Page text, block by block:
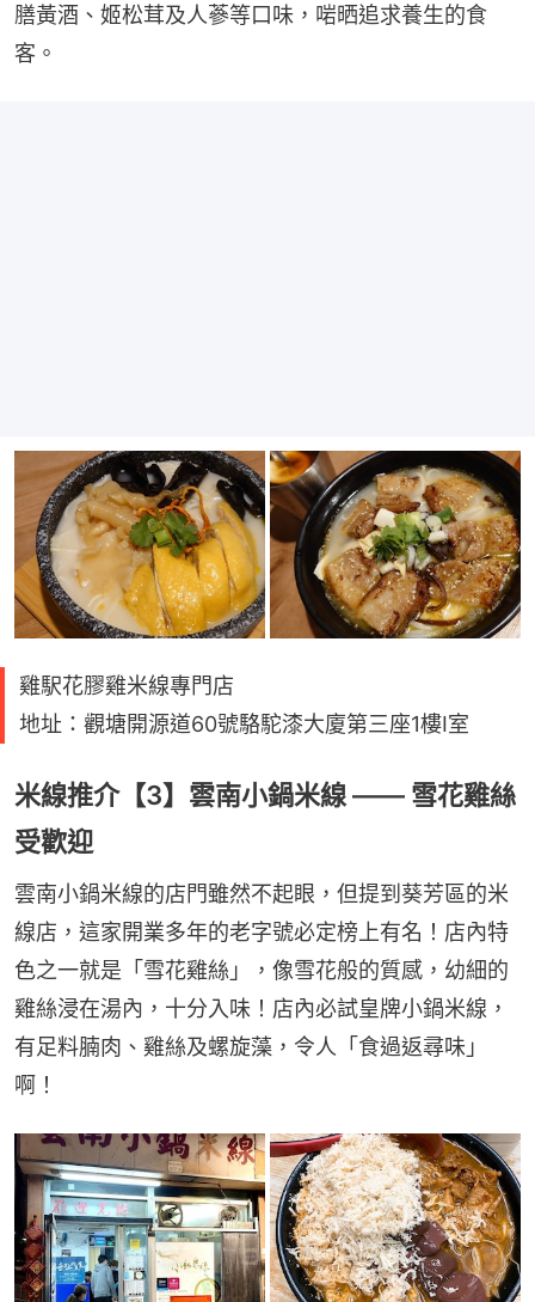
膳黃酒、姬松茸及人蔘等口味，啱晒追求養生的食
客。
雞駅花膠雞米線專門店
地址：觀塘開源道60號駱駝漆大廈第三座1樓I室
米線推介【3】雲南小鍋米線 —— 雪花雞絲
受歡迎
雲南小鍋米線的店門雖然不起眼，但提到葵芳區的米
線店，這家開業多年的老字號必定榜上有名！店內特
色之一就是「雪花雞絲」，像雪花般的質感，幼細的
雞絲浸在湯內，十分入味！店內必試皇牌小鍋米線，
有足料腩肉、雞絲及螺旋藻，令人「食過返尋味」
啊！